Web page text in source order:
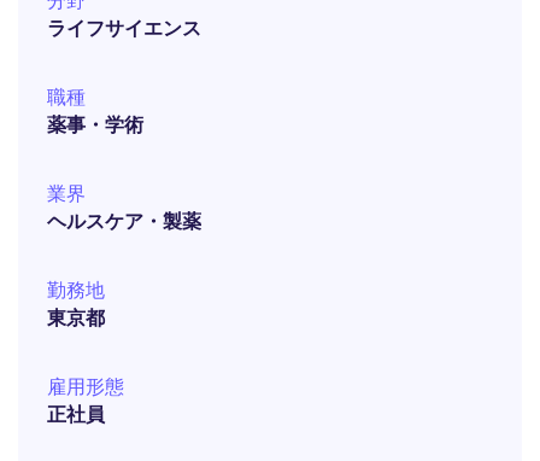
ライフサイエンス
職種
薬事・学術
業界
ヘルスケア・製薬
勤務地
東京都
雇用形態
正社員